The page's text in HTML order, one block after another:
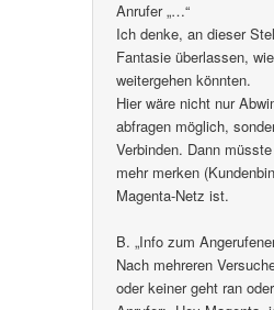
Anrufer „…“
Ich denke, an dieser
Fantasie überlassen,
weitergehen könnten.
Hier wäre nicht nur
abfragen möglich,
Verbinden. Dann
mehr merken
Magenta-Netz ist.
B. „Info zum
Nach mehreren
oder keiner geht ran